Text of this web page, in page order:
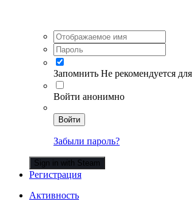
Запомнить Не рекомендуется
Войти анонимно
Войти
Забыли пароль?
Sign in with Steam
Регистрация
Активность